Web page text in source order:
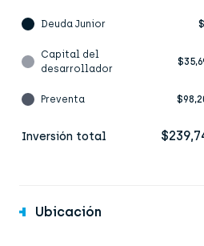
Deuda Junior
Capital del
desarrollador
Preventa
Inversión total
Ubicación